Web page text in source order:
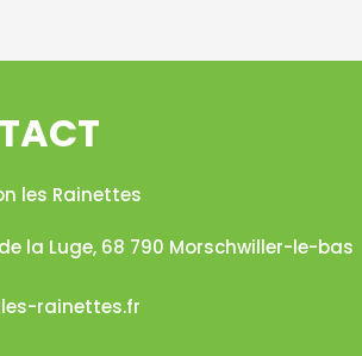
les Rainettes
la Luge, 68 790 Morschwiller-le-bas​
rainettes.fr